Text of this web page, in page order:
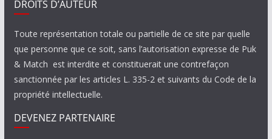
DROITS D’AUTEUR
Toute représentation totale ou partielle de ce site par quelle
que personne que ce soit, sans l’autorisation expresse de Puk
& Match est interdite et constituerait une contrefaçon
sanctionnée par les articles L. 335-2 et suivants du Code de la
propriété intellectuelle.
DEVENEZ PARTENAIRE